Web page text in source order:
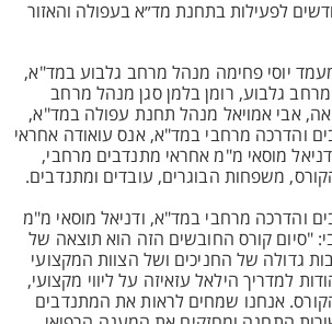
יוסי פחימה מנהל מרחב גלבוע במד"א,
מרחב גלבוע, רומן בלמן סגן מנהל מרחב
אבי אמויאל מנהל תחנת עפולה במד"א,
והדרכה מרחבי במד"א, אנס עואודה אחראי
מוסאי מ"מ אחראי מתנדבים מרחבי,
משפחות הבוגרים, עובדים ומתנדבים.
והדרכה מרחבי במד"א, ודניאל מוסאי מ"מ
"סיום קורס החובשים הזה הוא תוצאה של
גדולה של החניכים ושל הצוות המקצועי
למדריך הילאל עזאיזה על ליווי מקצועי,
הקורס. אנחנו שמחים לראות את המתנדבים